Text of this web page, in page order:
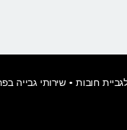
חובות •שירותי גבייה